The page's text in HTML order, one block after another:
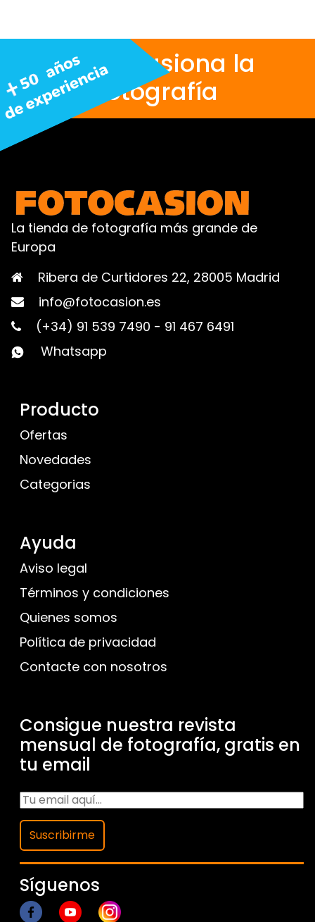
Nos apasiona la
fotografía
La tienda de fotografía más grande de
Europa
Ribera de Curtidores 22, 28005 Madrid
info@fotocasion.es
(+34) 91 539 7490 - 91 467 6491
Whatsapp
Producto
Ofertas
Novedades
Categorias
Ayuda
Aviso legal
Términos y condiciones
Quienes somos
Política de privacidad
Contacte con nosotros
Consigue nuestra revista
mensual de fotografía, gratis en
tu email
Suscribirme
Síguenos